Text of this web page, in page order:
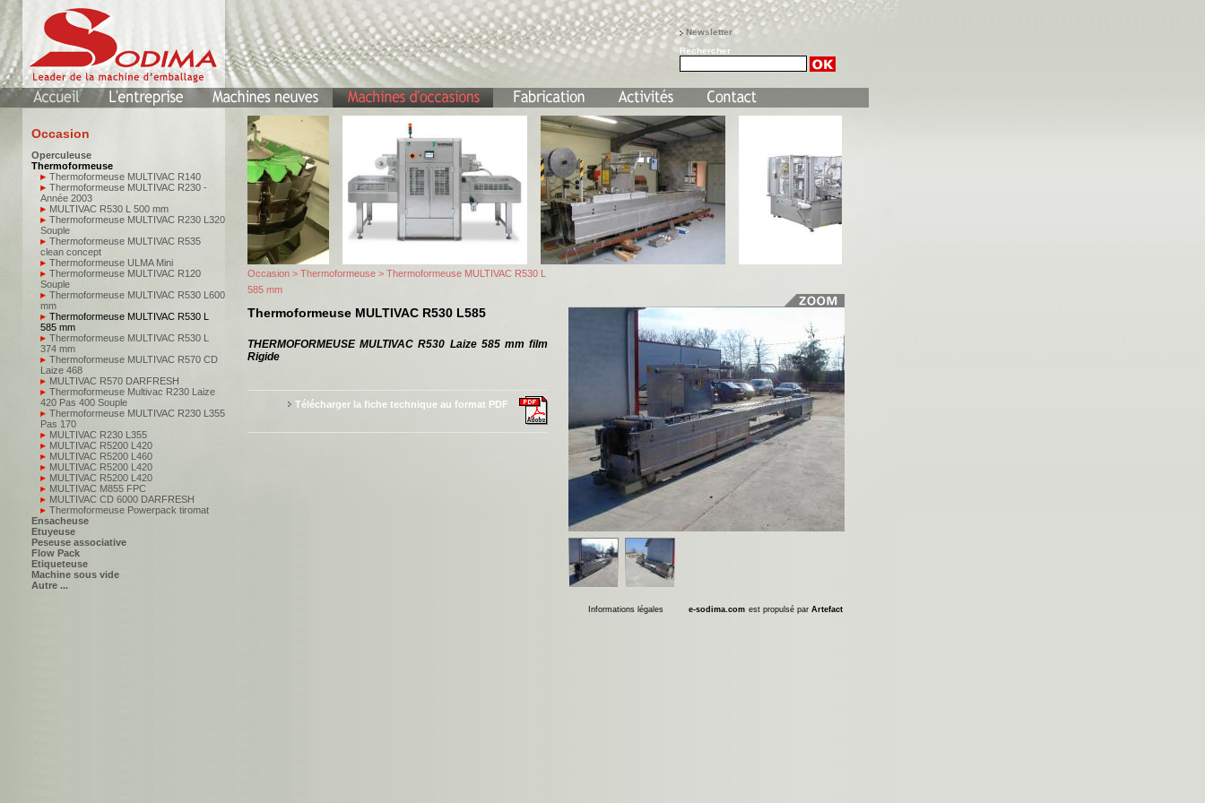
Newsletter
Rechercher
Occasion
Operculeuse
Thermoformeuse
Thermoformeuse MULTIVAC R140
Thermoformeuse MULTIVAC R230 -
Année 2003
MULTIVAC R530 L 500 mm
Thermoformeuse MULTIVAC R230 L320
Souple
Thermoformeuse MULTIVAC R535
clean concept
Thermoformeuse ULMA Mini
Thermoformeuse MULTIVAC R120
Souple
Thermoformeuse MULTIVAC R530 L600
mm
Thermoformeuse MULTIVAC R530 L
585 mm
Thermoformeuse MULTIVAC R530 L
374 mm
Thermoformeuse MULTIVAC R570 CD
Laize 468
MULTIVAC R570 DARFRESH
Thermoformeuse Multivac R230 Laize
420 Pas 400 Souple
Thermoformeuse MULTIVAC R230 L355
Pas 170
MULTIVAC R230 L355
MULTIVAC R5200 L420
MULTIVAC R5200 L460
MULTIVAC R5200 L420
MULTIVAC R5200 L420
MULTIVAC M855 FPC
MULTIVAC CD 6000 DARFRESH
Thermoformeuse Powerpack tiromat
Ensacheuse
Etuyeuse
Peseuse associative
Flow Pack
Etiqueteuse
Machine sous vide
Autre ...
Occasion > Thermoformeuse > Thermoformeuse MULTIVAC R530 L
585 mm
Thermoformeuse MULTIVAC R530 L585
THERMOFORMEUSE MULTIVAC R530 Laize 585 mm film
Rigide
Télécharger la fiche technique au format PDF
Informations légales e-sodima.com est propulsé par Artefact